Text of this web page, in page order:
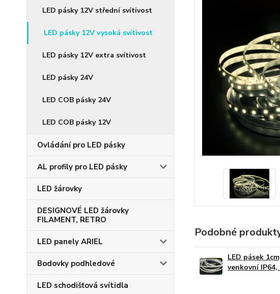
LED pásky 12V střední svítivost
LED pásky 12V vysoká svítivost
LED pásky 12V extra svítivost
LED pásky 24V
LED COB pásky 24V
LED COB pásky 12V
Ovládání pro LED pásky
AL profily pro LED pásky
LED žárovky
DESIGNOVÉ LED žárovky
FILAMENT, RETRO
LED panely ARIEL
Bodovky podhledové
LED schodišťová svítidla
Podobné
LED pásek
venkovní IP64,